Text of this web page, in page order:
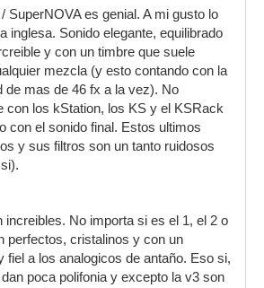
SuperNOVA es genial. A mi gusto lo
inglesa. Sonido elegante, equilibrado
y con un timbre que suele
mezcla (y esto contando con la
de mas de 46 fx a la vez). No
con los kStation, los KS y el KSRack
con el sonido final. Estos ultimos
y sus filtros son un tanto ruidosos
increibles. No importa si es el 1, el 2 o
perfectos, cristalinos y con un
fiel a los analogicos de antaño. Eso si,
poca polifonia y excepto la v3 son